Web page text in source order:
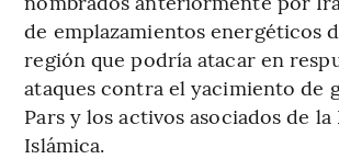
de emplazamientos energéticos
región que podría atacar en
ataques contra el yacimiento de
Pars y los activos asociados de la
Islámica.